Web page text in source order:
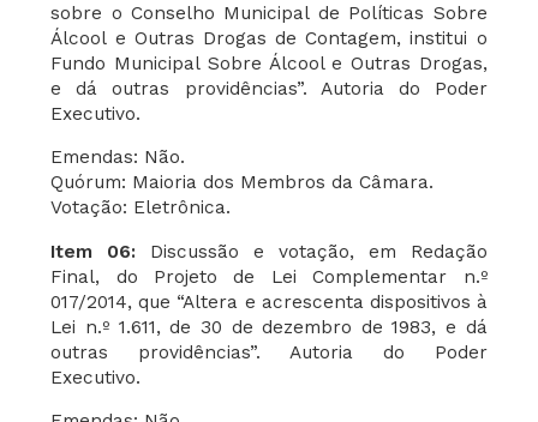
sobre o Conselho Municipal de Políticas Sobre
Álcool e Outras Drogas de Contagem, institui o
Fundo Municipal Sobre Álcool e Outras Drogas,
e dá outras providências”. Autoria do Poder
Executivo.
Emendas: Não.
Quórum: Maioria dos Membros da Câmara.
Votação: Eletrônica.
Item 06: Discussão e votação, em Redação
Final, do Projeto de Lei Complementar n.º
017/2014, que “Altera e acrescenta dispositivos à
Lei n.º 1.611, de 30 de dezembro de 1983, e dá
outras providências”. Autoria do Poder
Executivo.